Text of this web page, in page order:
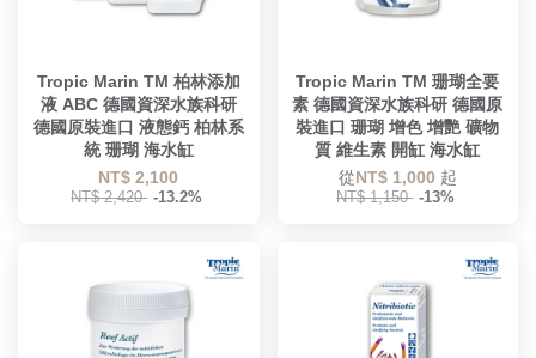
Tropic Marin TM 柏林添加
液 ABC 德國資深水族科研
德國原裝進口 液態鈣 柏林系
統 珊瑚 海水缸
NT$ 2,100
NT$ 2,420 -13.2%
Tropic Marin TM 珊瑚全要
素 德國資深水族科研 德國原
裝進口 珊瑚 增色 增艷 礦物
質 維生素 開缸 海水缸
從NT$ 1,000 起
NT$ 1,150 -13%